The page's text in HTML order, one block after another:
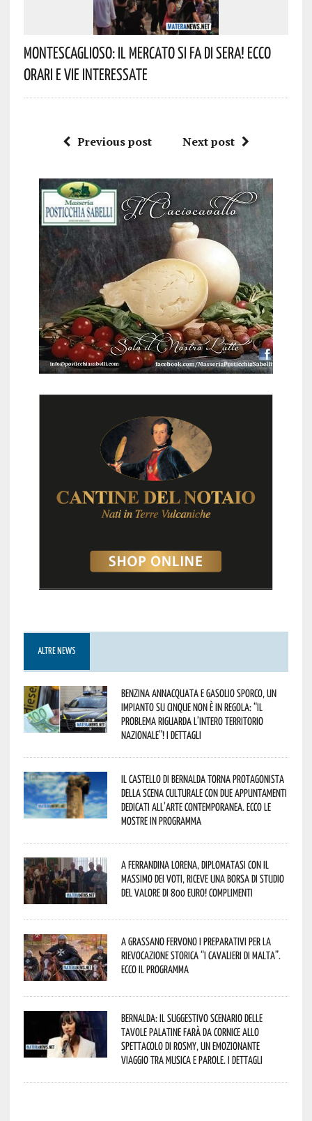
Montescaglioso: Il Mercato Si Fa Di Sera! Ecco
Orari E Vie Interessate
Previous post Next post
ALTRE NEWS
Benzina annacquata e gasolio sporco, un
impianto su cinque non è in regola: “il
problema riguarda l’intero territorio
Nazionale”! I dettagli
Il Castello di Bernalda torna protagonista
della scena culturale con due appuntamenti
dedicati all’arte contemporanea. Ecco le
mostre in programma
A Ferrandina Lorena, diplomatasi con il
massimo dei voti, riceve una borsa di studio
del valore di 800 euro! Complimenti
A Grassano fervono i preparativi per la
Rievocazione Storica “I CAVALIERI DI MALTA”.
Ecco il programma
Bernalda: il suggestivo scenario delle
Tavole Palatine farà da cornice allo
spettacolo di Rosmy, un emozionante
viaggio tra musica e parole. I dettagli